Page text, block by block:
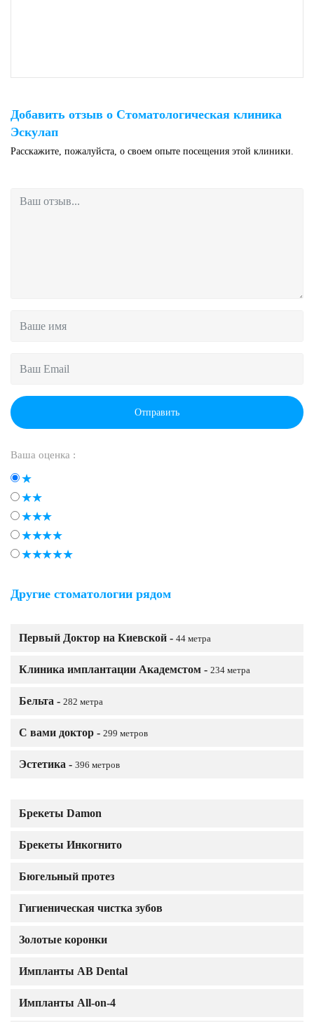
Брекеты Damon
Брекеты Инкогнито
Бюгельный протез
Гигиеническая чистка зубов
Золотые коронки
Импланты AB Dental
Импланты All-on-4
Добавить отзыв о Стоматологическая клиника
Эскулап
Расскажите, пожалуйста, о своем опыте посещения этой клиники.
Отправить
Ваша оценка :
Другие стоматологии рядом
Первый Доктор на Киевской - 44 метра
Клиника имплантации Академстом - 234 метра
Бельта - 282 метра
С вами доктор - 299 метров
Эстетика - 396 метров